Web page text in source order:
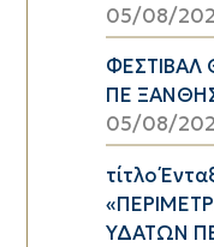
05/08/
ΦΕΣΤΙΒΑΛ
ΠΕ
05/08/
τίτλο
ΥΔΑΤΩΝ